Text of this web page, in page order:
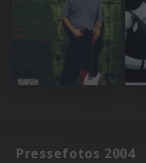
Pressefotos 2004